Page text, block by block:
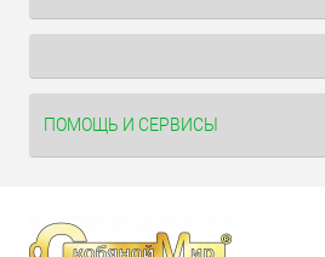
ПОМОЩЬ И СЕРВИСЫ